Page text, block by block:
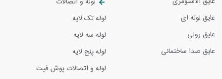
عایق لوله ای
عایق رولی
عایق صدا ساختمانی
لوله تک لایه
لوله سه لایه
لوله پنج لایه
لوله و اتصالات پوش فیت